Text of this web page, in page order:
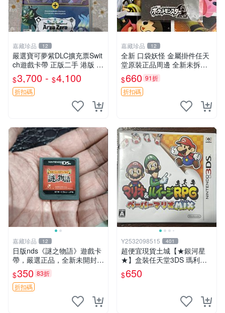
嘉藏珍品 12
嚴選寶可夢紫DLC擴充票Swit
ch遊戲卡帶 正版二手 港版 日
版 遊戲機玩 完美狀態 1代支
撐多人對戰 港行 游玩無限樂
趣 寶可夢 游戲 卡帶
$3,700 - $4,100
折扣碼
嘉藏珍品 12
全新 口袋妖怪 金屬掛件任天
堂原裝正品周邊 全新未拆封
包裝8X10CM
$660 91折
折扣碼
嘉藏珍品 12
日版nds《謎之物語》遊戲卡
帶，嚴選正品，全新未開封
謎之物語 nds 卡帶 游戲
$350 83折
折扣碼
Y2532098515 401
超便宜現貨土城【★銀河星
★】盒裝任天堂3DS 瑪利歐
＆路易吉RPG紙片瑪利歐MI
X.日文版日機專用3DS~
$650